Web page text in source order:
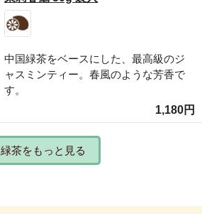
中国緑茶をベースにした、最高級のジ
ャスミンティー。春風のような芳香で
す。
1,180円
緑茶をもっと見る